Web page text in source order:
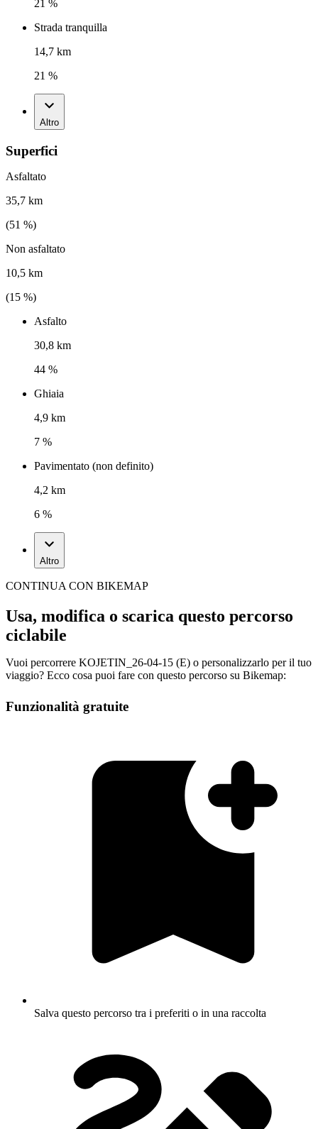
21 %
Strada tranquilla
14,7 km
21 %
Altro
Superfici
Asfaltato
35,7 km
(51 %)
Non asfaltato
10,5 km
(15 %)
Asfalto
30,8 km
44 %
Ghiaia
4,9 km
7 %
Pavimentato (non definito)
4,2 km
6 %
Altro
CONTINUA CON BIKEMAP
Usa, modifica o scarica questo percorso
ciclabile
Vuoi percorrere KOJETIN_26-04-15 (E) o personalizzarlo per il tuo
viaggio? Ecco cosa puoi fare con questo percorso su Bikemap:
Funzionalità gratuite
Salva questo percorso tra i preferiti o in una raccolta